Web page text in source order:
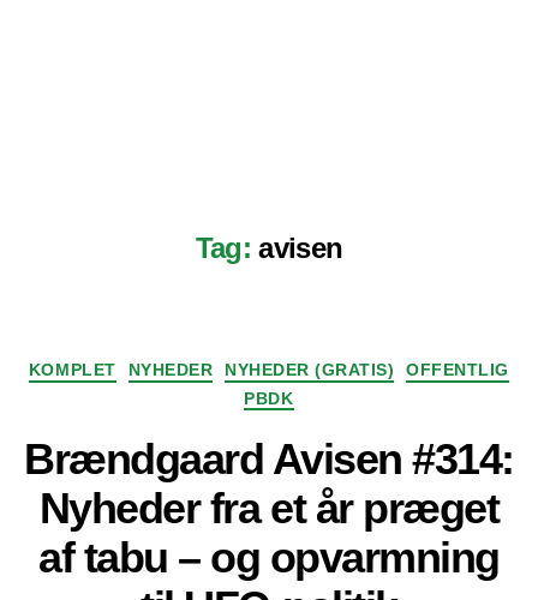
Tag: avisen
Kategorier
KOMPLET NYHEDER NYHEDER (GRATIS)
OFFENTLIG
PBDK
Brændgaard Avisen #314:
Nyheder fra et år præget
af tabu – og opvarmning